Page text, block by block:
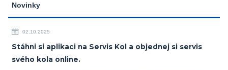
Novinky
02.10.2025
Stáhni si aplikaci na Servis Kol a objednej si servis
svého kola online.